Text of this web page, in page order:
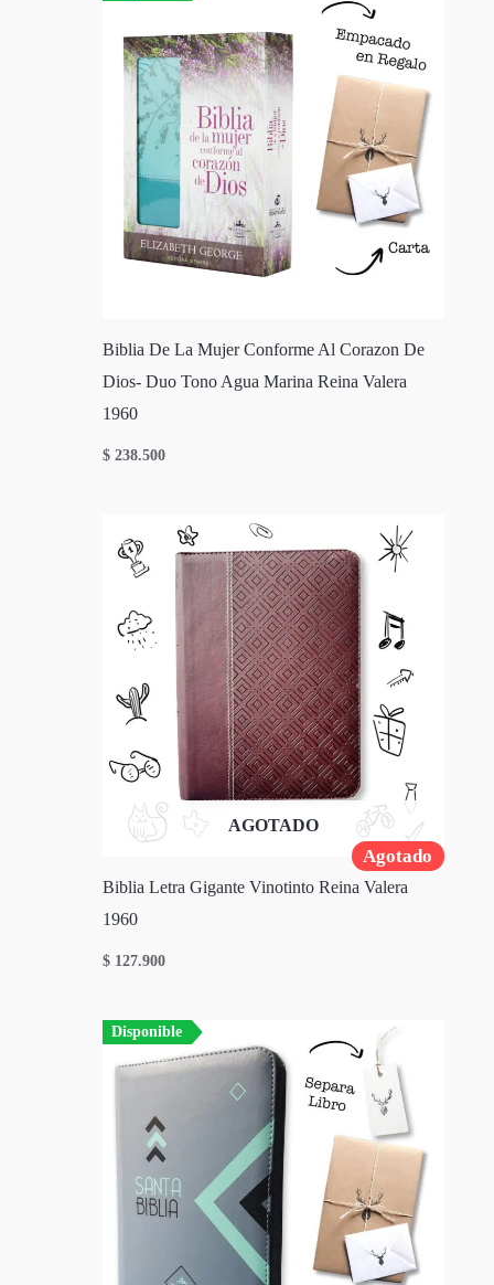
Biblia De La Mujer Conforme Al Corazon De
Dios- Duo Tono Agua Marina Reina Valera
1960
$ 238.500
Agotado
AGOTADO
Biblia Letra Gigante Vinotinto Reina Valera
1960
$ 127.900
Disponible